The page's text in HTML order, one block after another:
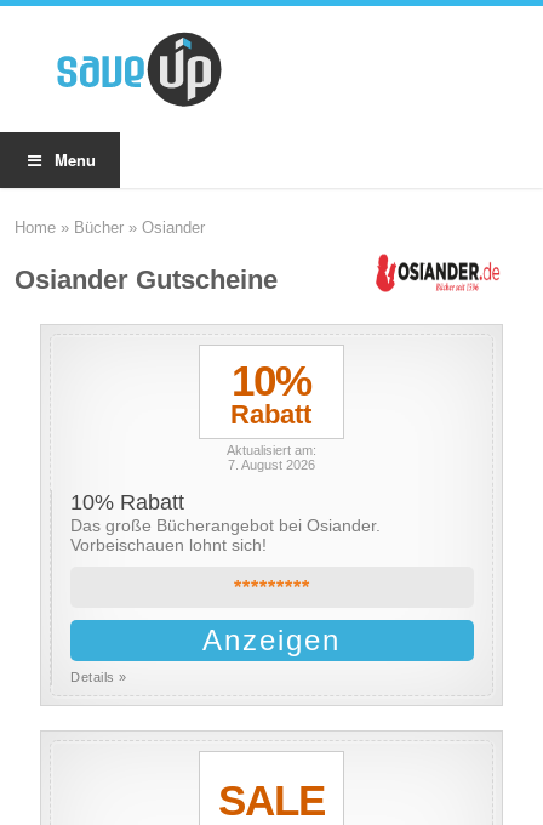
Menu
Home » Bücher »Osiander
Osiander Gutscheine
10%
Rabatt
Aktualisiert am:
7. August 2026
10% Rabatt
Das große Bücherangebot bei Osiander.
Vorbeischauen lohnt sich!
*********
Anzeigen
Details »
SALE